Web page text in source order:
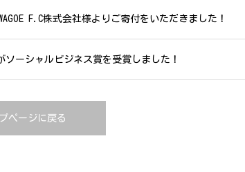
F.C株式会社様よりご寄付をいただきました！
ソーシャルビジネス賞を受賞しました！
ページに戻る